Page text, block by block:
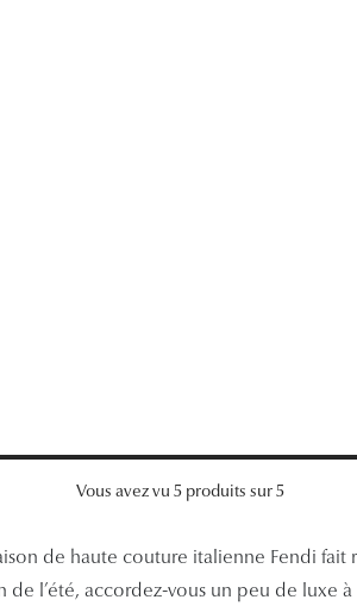
Vous avez vu 5 produits sur 5
de haute couture italienne Fendi fait
l’été, accordez-vous un peu de luxe à